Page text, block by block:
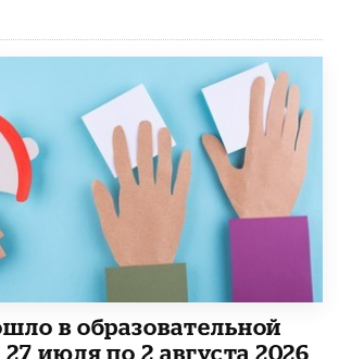
в образовательной
июля по 2 августа 2026